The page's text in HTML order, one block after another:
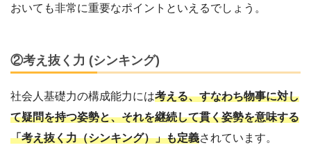
おいても非常に重要なポイントといえるでしょう。
②考え抜く力 (シンキング)
社会人基礎力の構成能力には考える、すなわち物事に対し
て疑問を持つ姿勢と、それを継続して貫く姿勢を意味する
「考え抜く力（シンキング）」も定義されています。